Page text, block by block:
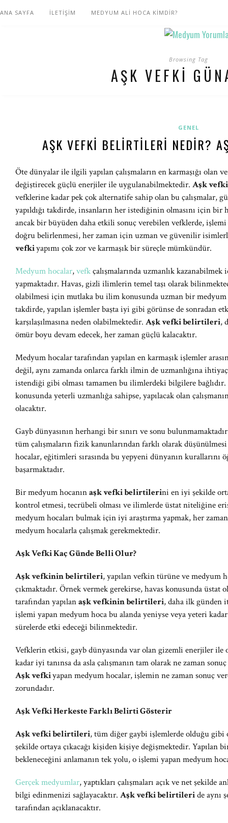
ANA SAYFA İLETİŞİM MEDYUM ALİ HOCA KİMDİR?
Browsing Tag
AŞK VEFKI
GENEL
AŞK VEFKI BELIRTILERI NEDIR?
Öte dünyalar ile ilgili yapılan çalışmaların en karmaşığı olan
değiştirecek güçlü enerjiler ile uygulanabilmektedir. Aşk
vefklerine kadar pek çok alternatife sahip olan bu çalışmalar,
yapıldığı takdirde, insanların her istediğinin olmasını için
ancak bir büyüden daha etkili sonuç verebilen vefklerde,
doğru belirlenmesi, her zaman için uzman ve güvenilir
vefkiyapımı çok zor ve karmaşık bir süreçle mümkündür.
Medyum hocalar,vefkçalışmalarında uzmanlık
yapmaktadır. Havas, gizli ilimlerin temel taşı olarak
olabilmesi için mutlaka bu ilim konusunda uzman bir
takdirde, yapılan işlemler başta iyi gibi görünse de sonradan
karşılaşılmasına neden olabilmektedir. Aşk vefki belirtileri,
ömür boyu devam edecek, her zaman güçlü kalacaktır.
Medyum hocalar tarafından yapılan en karmaşık işlemler
değil, aynı zamanda onlarca farklı ilmin de uzmanlığına
istendiği gibi olması tamamen bu ilimlerdeki bilgilere
konusunda yeterli uzmanlığa sahipse, yapılacak olan
olacaktır.
Gayb dünyasının herhangi bir sınırı ve sonu
tüm çalışmaların fizik kanunlarından farklı olarak
hocalar, eğitimleri sırasında bu yepyeni dünyanın kurallarını
başarmaktadır.
Bir medyum hocanınaşk vefki belirtilerini en iyi şekilde
kontrol etmesi, tecrübeli olması ve ilimlerde üstat niteliğine
medyum hocaları bulmak için iyi araştırma yapmak, her
medyum hocalarla çalışmak gerekmektedir.
Aşk Vefki Kaç Günde Belli Olur?
Aşk vefkinin belirtileri, yapılan vefkin türüne ve medyum
çıkmaktadır. Örnek vermek gerekirse, havas konusunda
tarafından yapılanaşk vefkinin belirtileri, daha ilk günden
işlemi yapan medyum hoca bu alanda yeniyse veya yeteri
sürelerde etki edeceği bilinmektedir.
Vefklerin etkisi, gayb dünyasında var olan gizemli enerjiler ile
kadar iyi tanınsa da asla çalışmanın tam olarak ne zaman
Aşk vefkiyapan medyum hocalar, işlemin ne zaman sonuç
zorundadır.
Aşk Vefki Herkeste Farklı Belirti Gösterir
Aşk vefki belirtileri, tüm diğer gaybi işlemlerde olduğu
şekilde ortaya çıkacağı kişiden kişiye değişmektedir. Yapılan
bekleneceğini anlamanın tek yolu, o işlemi yapan medyum
Gerçek medyumlar, yaptıkları çalışmaları açık ve net şekilde
bilgi edinmenizi sağlayacaktır. Aşk vefki belirtileride aynı
tarafından açıklanacaktır.